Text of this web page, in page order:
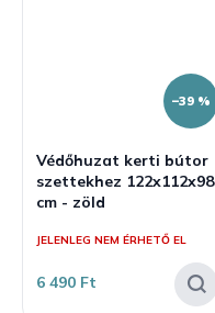
–39 %
Védőhuzat kerti bútor
szettekhez 122x112x98
cm - zöld
JELENLEG NEM ÉRHETŐ EL
6 490 Ft